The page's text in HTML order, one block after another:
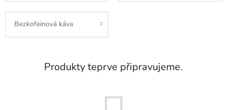
Bezkofeinová káva
Produkty teprve připravujeme.